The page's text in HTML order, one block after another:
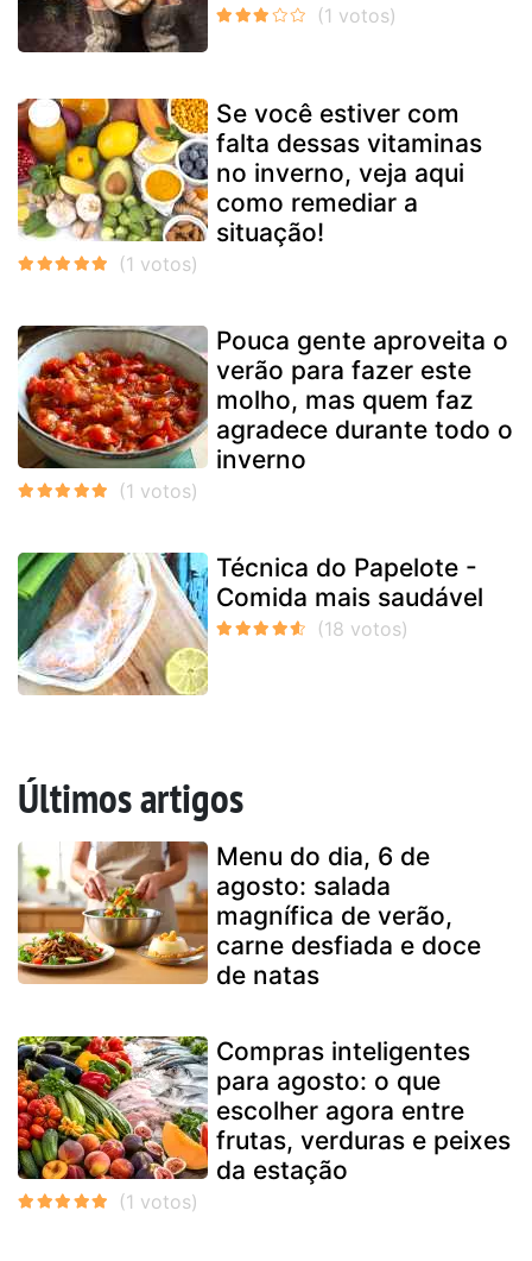
Se você estiver com
falta dessas vitaminas
no inverno, veja aqui
como remediar a
situação!
Pouca gente aproveita o
verão para fazer este
molho, mas quem faz
agradece durante todo o
inverno
Técnica do Papelote -
Comida mais saudável
Últimos artigos
Menu do dia, 6 de
agosto: salada
magnífica de verão,
carne desfiada e doce
de natas
Compras inteligentes
para agosto: o que
escolher agora entre
frutas, verduras e peixes
da estação